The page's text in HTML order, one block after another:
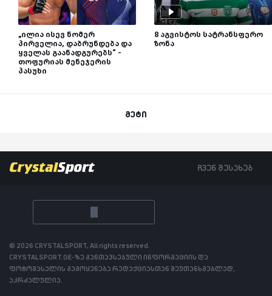
„ილია ისევ ნომერ
პირველია, დაბრუნდება და
ყველას გაანადგურებს“ -
თოფურიას მენეჯერის
პასუხი
8 აგვისტოს სატრანსფერო
ზონა
მეტი
ჩვენ შესახებ
© 2026 CRYSTALSPORT, All rights reserved.
CRYSTALSPORT.GE-ზე განთავსებული ინფორმაციის და
ფოტომასალის გამოყენება რედაქციასთან შეუთანხმებლად,
აკრძალულია.